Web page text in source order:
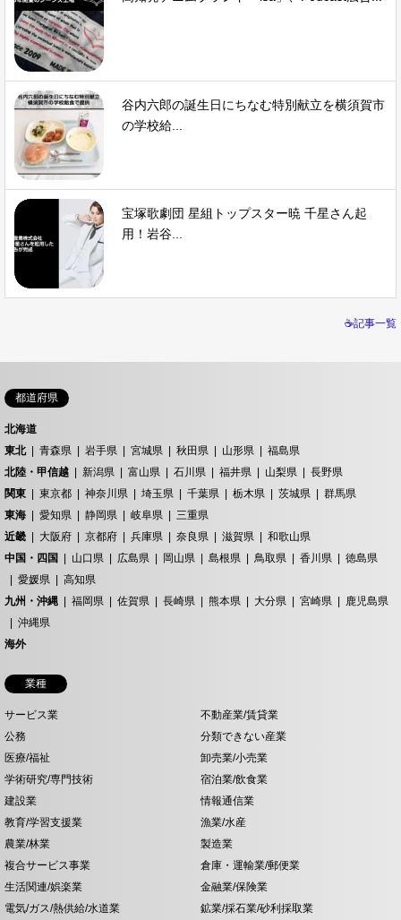
谷内六郎の誕生日にちなむ特別献立を横須賀市
の学校給...
宝塚歌劇団 星組トップスター暁 千星さん起
用！岩谷...
☕記事一覧
都道府県
北海道
東北
青森県 岩手県 宮城県 秋田県 山形県
福島県
北陸・甲信越
新潟県 富山県 石川県 福井県 山梨県
長野県
関東
東京都 神奈川県 埼玉県 千葉県 栃木県 茨城県
群馬県
東海
愛知県 静岡県 岐阜県
三重県
近畿
大阪府 京都府 兵庫県 奈良県 滋賀県
和歌山県
中国・四国
山口県 広島県 岡山県 島根県 鳥取県 香川県
徳島県
愛媛県
高知県
九州・沖縄
福岡県 佐賀県 長崎県 熊本県 大分県 宮崎県
鹿児島県
沖縄県
海外
業種
サービス業
不動産業/賃貸業
公務
分類できない産業
医療/福祉
卸売業/小売業
学術研究/専門技術
宿泊業/飲食業
建設業
情報通信業
教育/学習支援業
漁業/水産
農業/林業
製造業
複合サービス事業
倉庫・運輸業/郵便業
生活関連/娯楽業
金融業/保険業
電気/ガス/熱供給/水道業
鉱業/採石業/砂利採取業